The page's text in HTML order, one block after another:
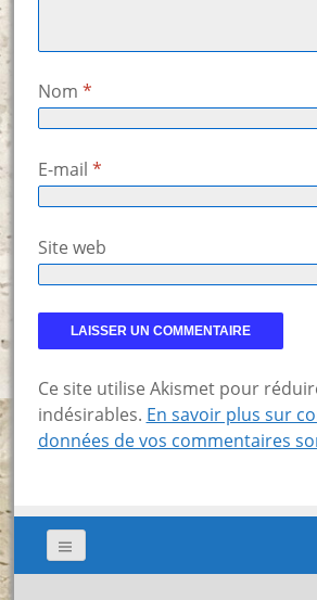
Nom *
E-mail *
Site web
Ce site utilise Akismet pour
indésirables. En savoir plus sur
données de vos commentaires